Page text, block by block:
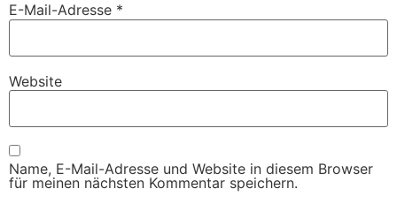
E-Mail-Adresse *
Website
Name, E-Mail-Adresse und Website in diesem Browser
für meinen nächsten Kommentar speichern.